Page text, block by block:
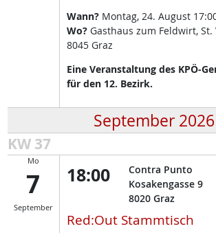
Wann?Montag, 24. August
Wo?Gasthaus zum Feldwirt, St.
8045 Graz
Eine Veranstaltung des KPÖ-
für den 12. Bezirk.
September 2026
KW 37
Mo
7
September
18:00
Contra Punto
Kosakengasse 9
8020 Graz
Red:Out Stammtisch